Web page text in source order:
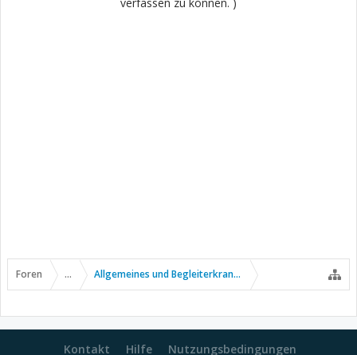
Foren ... Allgemeines und Begleiterkrankungen
Kontakt Hilfe Nutzungsbedingungen